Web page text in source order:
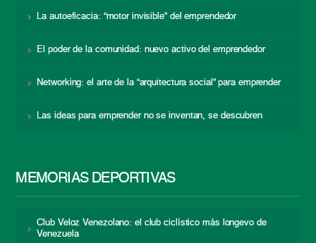
La autoeficacia: “motor invisible” del emprendedor
El poder de la comunidad: nuevo activo del emprendedor
Networking: el arte de la “arquitectura social” para emprender
Las ideas para emprender no se inventan, se descubren
MEMORIAS DEPORTIVAS
Club Veloz Venezolano: el club ciclístico más longevo de
Venezuela